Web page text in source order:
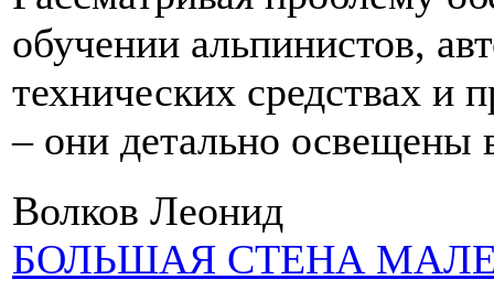
обучении альпинистов,
технических средствах и
– они детально освещены
Волков Леонид
БОЛЬШАЯ СТЕНА